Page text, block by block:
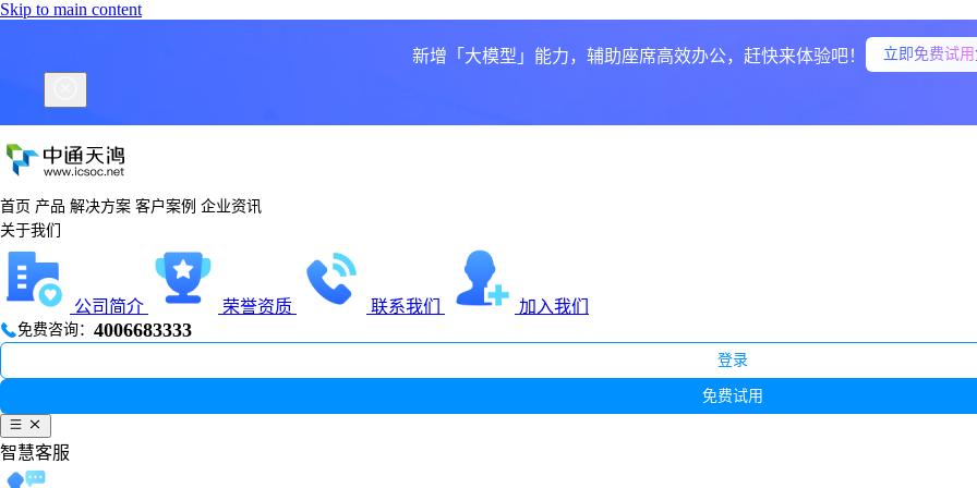
Skip to main content
新增「大模型」能力，辅助座席高效办公，赶快来体验吧！ 立即免费试用
首页 产品 解决方案 客户案例 企业资讯
关于我们
公司简介 荣誉资质 联系我们 加入我们
免费咨询： 4006683333
登录
免费试用
智慧客服